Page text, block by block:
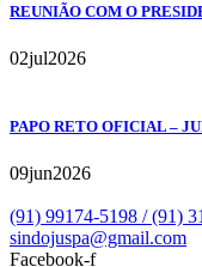
REUNIÃO COM O
02jul2026
PAPO RETO OFICIAL –
09jun2026
(91) 99174-5198 / (91)
sindojuspa@gmail.com
Facebook-f